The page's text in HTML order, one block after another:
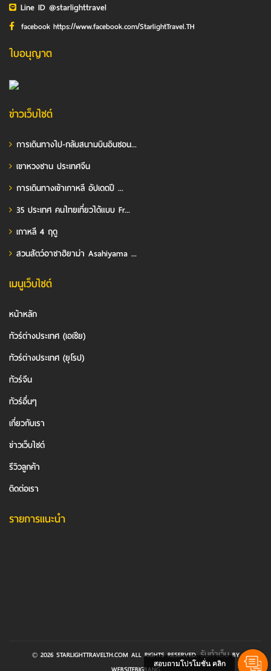
Line ID @starlighttravel
facebook https://www.facebook.com/StarlightTravel.TH
ใบอนุญาต
ข่าวเว็บไซต์
การเดินทางไป-กลับสนามบินอินชอน...
เขาหวงซาน ประเทศจีน
การเดินทางเข้าเกาหลี อัปเดตปี ...
35 ประเทศ คนไทยเที่ยวได้แบบ Fr...
เกาหลี 4 ฤดู
สวนสัตว์อาซาฮิยาม่า Asahiyama ...
เมนูเว็บไซต์
หน้าหลัก
ทัวร์ต่างประเทศ (เอเชีย)
ทัวร์ต่างประเทศ (ยุโรป)
ทัวร์จีน
ทัวร์อื่นๆ
เกี่ยวกับเรา
ข่าวเว็บไซต์
รีวิวลูกค้า
ติดต่อเรา
รายการแนะนำ
© 2026 STARLIGHTTRAVELTH.COM ALL RIGHTS RESERVED.รับทำเว็บBY
สอบถามโปรโมชั่น คลิก